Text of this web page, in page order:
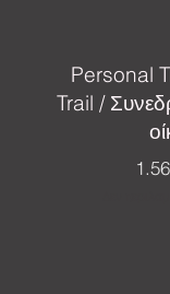
Personal
Trail /